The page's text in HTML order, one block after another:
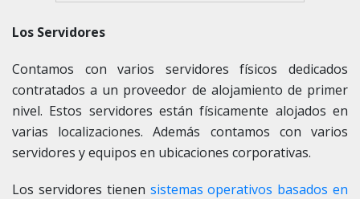
Los Servidores
Contamos con varios servidores físicos dedicados
contratados a un proveedor de alojamiento de primer
nivel. Estos servidores están físicamente alojados en
varias localizaciones. Además contamos con varios
servidores y equipos en ubicaciones corporativas.
Los servidores tienen sistemas operativos basados en